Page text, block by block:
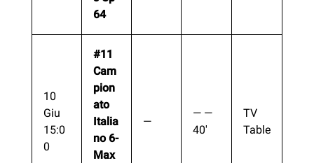
64
10
Giu
15:0
0
#11
Cam
pion
ato
Italia
no 6-
Max
—
— —
40′
TV
Table